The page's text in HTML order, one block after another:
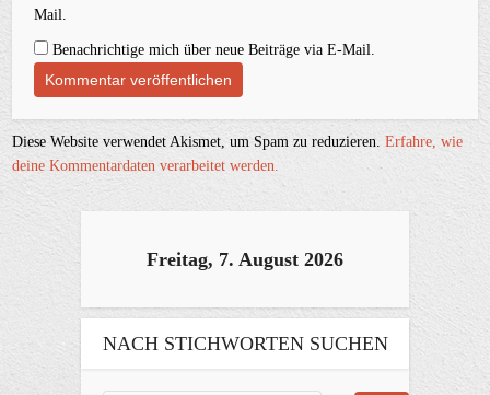
Mail.
Benachrichtige mich über neue Beiträge via E-Mail.
Diese Website verwendet Akismet, um Spam zu reduzieren.Erfahre, wie
deine Kommentardaten verarbeitet werden.
Freitag, 7. August 2026
NACH STICHWORTEN SUCHEN